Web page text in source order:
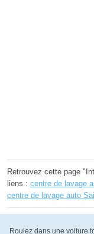
Retrouvez cette page
liens : centre de lavage
centre de lavage auto
Roulez dans une voiture